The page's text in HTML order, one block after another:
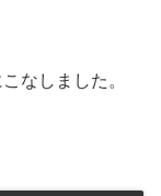
なしました。